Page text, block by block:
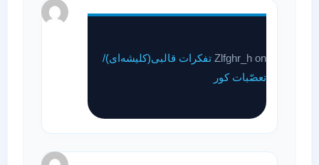
Zlfghr_hon
تفکرات قالبی(کلیشه‌ای)/
تعصّبات کور